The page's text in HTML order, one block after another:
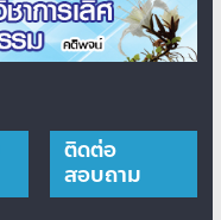
ติดต่อ
สอบถาม